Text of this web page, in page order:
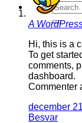
Search
for:
A
Hi, this is a
To get
comments,
dashboard.
Commenter
december
Besvar